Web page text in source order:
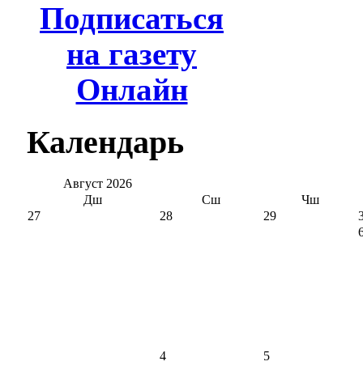
Подписаться
на газету
Онлайн
Календарь
Август 2026
Дш
Сш
Чш
27
28 29
4
5